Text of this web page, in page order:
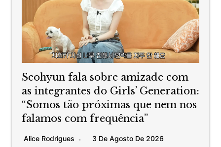
Seohyun fala sobre amizade com
as integrantes do Girls’ Generation:
“Somos tão próximas que nem nos
falamos com frequência”
Alice Rodrigues 3 De Agosto De 2026